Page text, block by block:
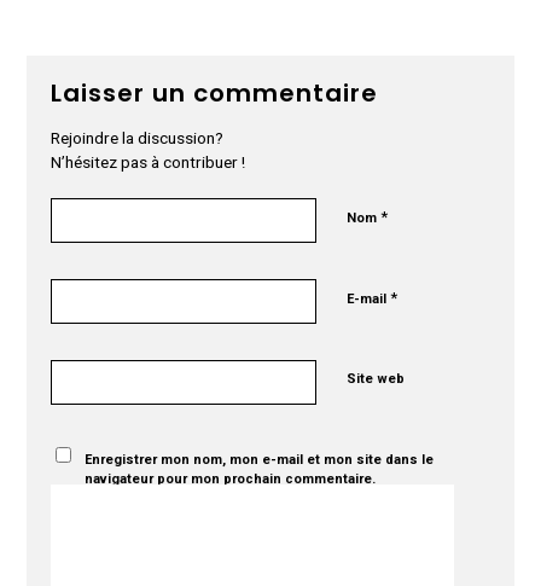
Laisser un commentaire
Rejoindre la discussion?
N’hésitez pas à contribuer !
Nom*
E-mail*
Site web
Enregistrer mon nom, mon e-mail et mon site dans le
navigateur pour mon prochain commentaire.